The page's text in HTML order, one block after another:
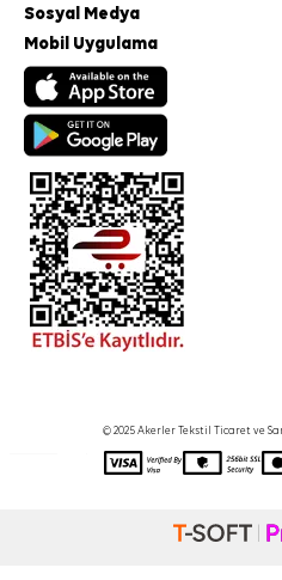
Sosyal Medya
Mobil Uygulama
© 2025 Akerler Tekstil Ticaret ve